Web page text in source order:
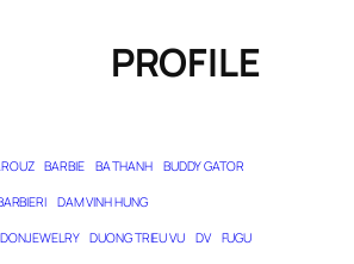
PROFILE
BARBIE BA THANH BUDDY GATOR
DAM VINH HUNG
DONJEWELRY DUONG TRIEU VU DV FUGU